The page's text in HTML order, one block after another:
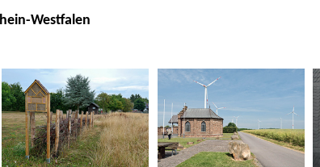
Westfalen